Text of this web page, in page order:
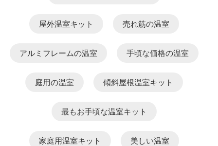
屋外温室キット 売れ筋の温室
アルミフレームの温室 手頃な価格の温室
庭用の温室 傾斜屋根温室キット
最もお手頃な温室キット
家庭用温室キット 美しい温室